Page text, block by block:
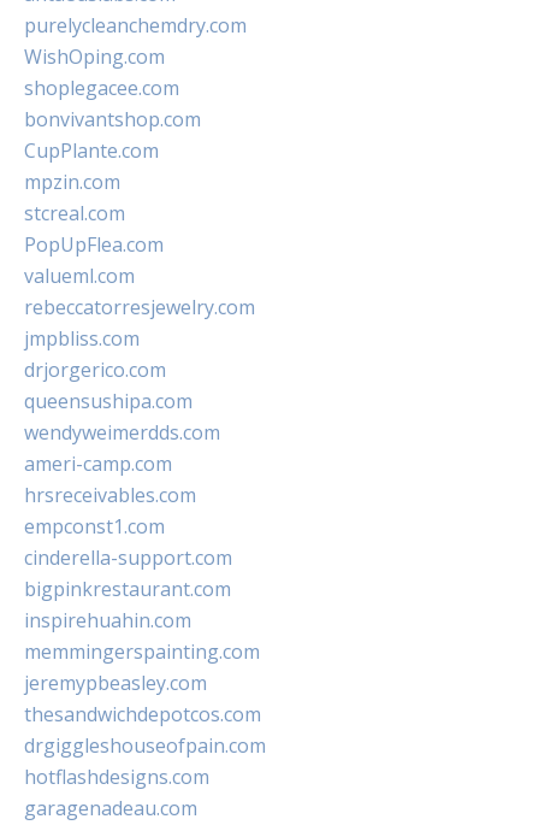
purelycleanchemdry.com
WishOping.com
shoplegacee.com
bonvivantshop.com
CupPlante.com
mpzin.com
stcreal.com
PopUpFlea.com
valueml.com
rebeccatorresjewelry.com
jmpbliss.com
drjorgerico.com
queensushipa.com
wendyweimerdds.com
ameri-camp.com
hrsreceivables.com
empconst1.com
cinderella-support.com
bigpinkrestaurant.com
inspirehuahin.com
memmingerspainting.com
jeremypbeasley.com
thesandwichdepotcos.com
drgiggleshouseofpain.com
hotflashdesigns.com
garagenadeau.com